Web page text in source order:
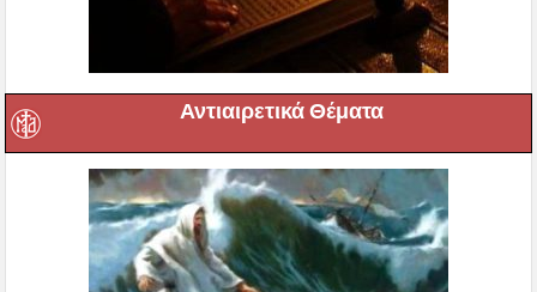
Αντιαιρετικά Θέματα